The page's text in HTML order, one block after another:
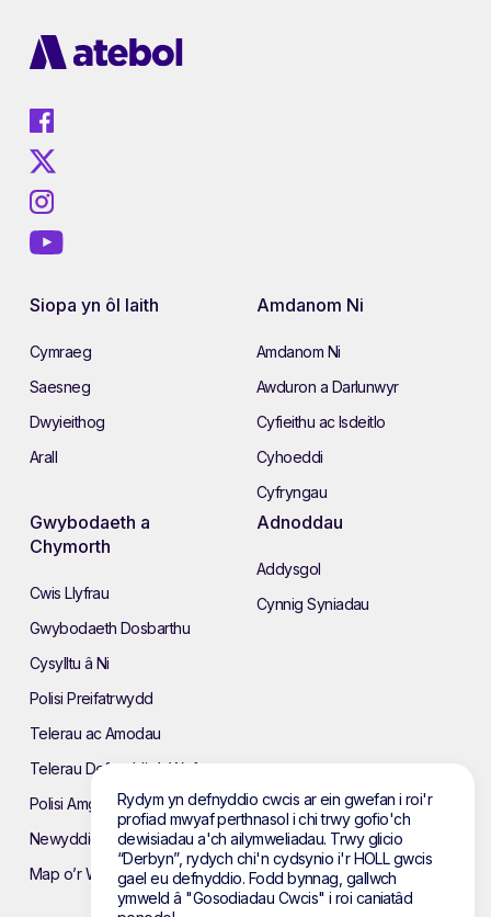
Siopa yn ôl Iaith
Cymraeg
Saesneg
Dwyieithog
Arall
Amdanom Ni
Amdanom Ni
Awduron a Darlunwyr
Cyfieithu ac Isdeitlo
Cyhoeddi
Cyfryngau
Gwybodaeth a
Chymorth
Cwis Llyfrau
Gwybodaeth Dosbarthu
Cysylltu â Ni
Polisi Preifatrwydd
Telerau ac Amodau
Telerau Defnyddio’r Wefan
Polisi Amgylcheddol
Newyddion
Map o’r Wefan
Adnoddau
Addysgol
Cynnig Syniadau
Rydym yn defnyddio cwcis ar ein gwefan i roi'r
profiad mwyaf perthnasol i chi trwy gofio'ch
dewisiadau a'ch ailymweliadau. Trwy glicio
“Derbyn”, rydych chi'n cydsynio i'r HOLL gwcis
gael eu defnyddio. Fodd bynnag, gallwch
ymweld â "Gosodiadau Cwcis" i roi caniatâd